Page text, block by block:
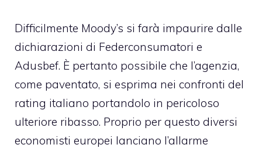
Difficilmente Moody’s si farà impaurire dalle
dichiarazioni di Federconsumatori e
Adusbef. È pertanto possibile che l’agenzia,
come paventato, si esprima nei confronti del
rating italiano portandolo in pericoloso
ulteriore ribasso. Proprio per questo diversi
economisti europei lanciano l’allarme